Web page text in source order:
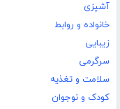
آشپزی
خانواده و روابط
زیبایی
سرگرمی
سلامت و تغذیه
کودک و نوجوان